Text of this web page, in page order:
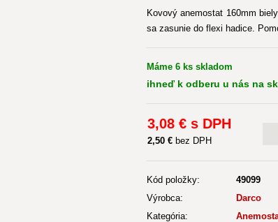
Kovový anemostat 160mm
sa zasunie do flexi hadice.
Máme 6 ks skladom
ihneď k odberu u nás na
3,08 € s DPH
2,50 € bez DPH
Kód položky:
49099
Výrobca:
Darco
Kategória: